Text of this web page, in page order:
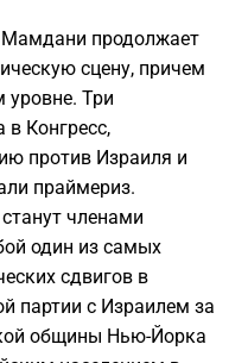
Мамдани продолжает
сцену, причем
уровне. Три
Конгресс,
против Израиля и
праймериз.
членами
один из самых
сдвигов в
партии с Израилем за
общины Нью-Йорка